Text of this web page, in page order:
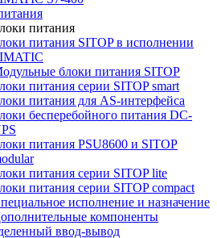
питания
питания SITOP в исполнении
блоки питания SITOP
питания серии SITOP smart
питания для AS-интерфейса
бесперебойного питания DC-
питания PSU8600 и SITOP
питания серии SITOP lite
питания серии SITOP compact
исполнение и назначение
компоненты
ввод-вывод